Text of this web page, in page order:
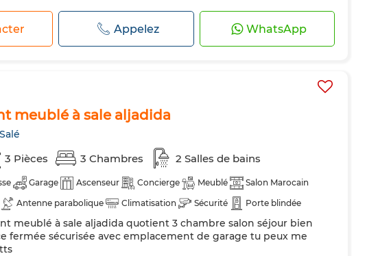
Appelez WhatsApp
meublé à sale aljadida
3 Pièces 3 Chambres 2 Salles de bains
Garage Ascenseur Concierge Meublé
Salon Marocain
Antenne parabolique Climatisation Sécurité
Porte blindée
Réfrigérateur Four TV Machine à laver
Micro-ondes
meublé à sale aljadida quotient 3 chambre salon séjour bien
fermée sécurisée avec emplacement de garage tu peux me